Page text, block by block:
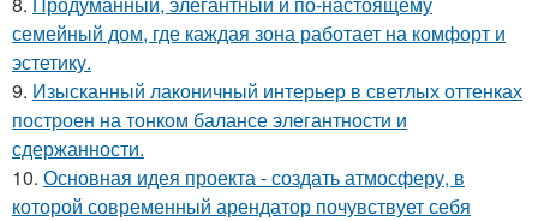
семейный дом, где каждая зона работает на комфорт и
эстетику.
9. Изысканный лаконичный интерьер в светлых оттенках
построен на тонком балансе элегантности и
сдержанности.
10. Основная идея проекта - создать атмосферу, в
которой современный арендатор почувствует себя